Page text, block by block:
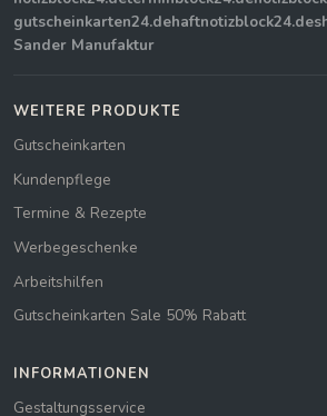
gutscheinkarten24.dehaftnotizblock24.de
Sander Manufaktur
WEITERE PRODUKTE
Gutscheinkarten
Kundenpflege
Termine & Rezepte
Werbegeschenke
Arbeitshilfen
Gutscheinkarten Sale 50% Rabatt
INFORMATIONEN
Gestaltungsservice